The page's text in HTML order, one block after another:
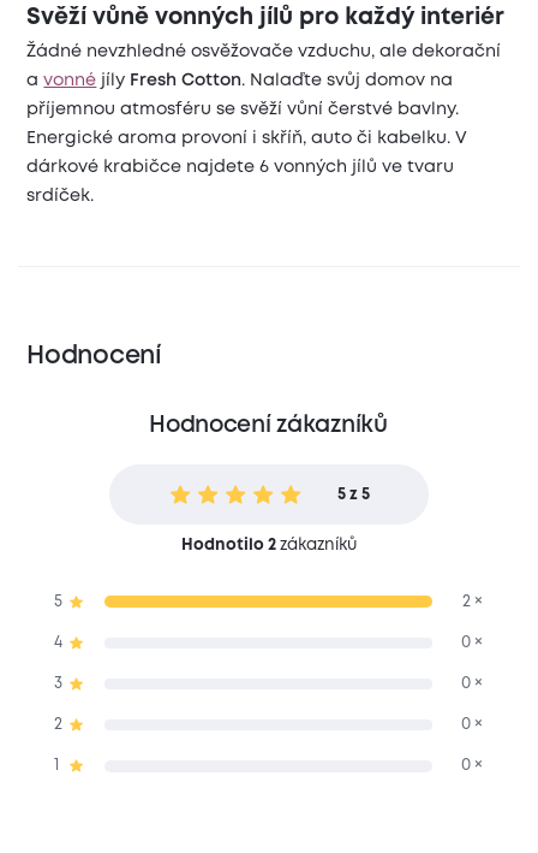
Svěží vůně vonných jílů pro každý interiér
Žádné nevzhledné osvěžovače vzduchu, ale dekorační
avonné jíly Fresh Cotton. Nalaďte svůj domov na
příjemnou atmosféru se svěží vůní čerstvé bavlny.
Energické aroma provoní i skříň, auto či kabelku. V
dárkové krabičce najdete 6 vonných jílů ve tvaru
srdíček.
Hodnocení
Hodnocení zákazníků
5 z 5
Hodnotilo 2zákazníků
5 2 ×
4 0 ×
3 0 ×
2 0 ×
0 ×